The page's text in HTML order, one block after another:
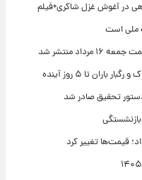
در آغوش غزل شاکری+فیلم
ملی است
منتشر شد
تا ۵ روز آینده
تحقیق صادر شد